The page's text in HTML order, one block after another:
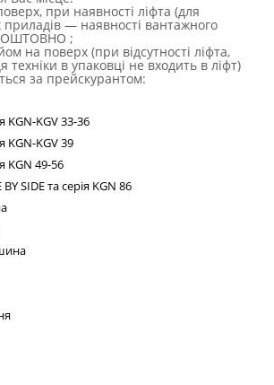
при наявності ліфта (для
приладів — наявності вантажного
;
на поверх (при відсутності ліфта,
техніки в упаковці не входить в ліфт)
за прейскурантом:
KGN-KGV33-36
KGN-KGV39
KGN 49-56
BYSIDEта серія KGN 86